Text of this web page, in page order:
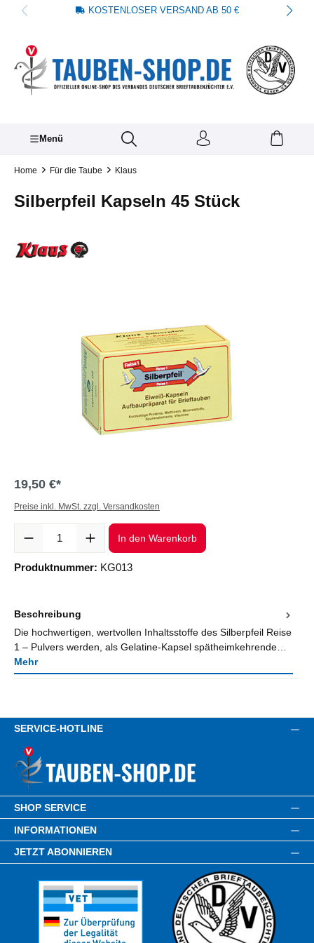
springen KOSTENLOSER VERSAND AB 50 €
Menü
Home Für die Taube Klaus
Silberpfeil Kapseln 45 Stück
19,50 €*
Preise inkl. MwSt. zzgl. Versandkosten
Produkt Anzahl: Gib den gewünschten Wert ein oder benutze die
In den Warenkorb
Produktnummer: KG013
Beschreibung
Die hochwertigen, wertvollen Inhaltsstoffe des Silberpfeil Reise
1 – Pulvers werden, als Gelatine-Kapsel spätheimkehrende…
Mehr
SERVICE-HOTLINE
SHOP SERVICE
INFORMATIONEN
JETZT ABONNIEREN